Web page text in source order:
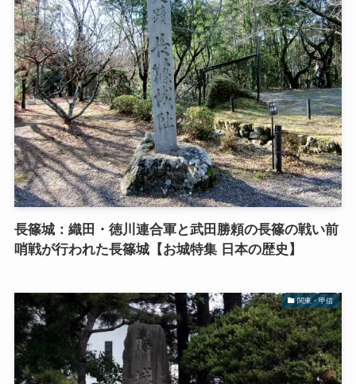
長篠城：織田・徳川連合軍と武田勝頼の長篠の戦い前
哨戦が行われた長篠城【お城特集 日本の歴史】
関東・甲信